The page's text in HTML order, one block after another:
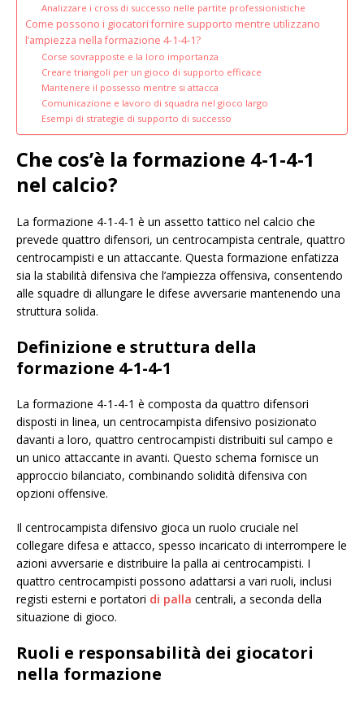
Analizzare i cross di successo nelle partite professionistiche
Come possono i giocatori fornire supporto mentre utilizzano
l’ampiezza nella formazione 4-1-4-1?
Corse sovrapposte e la loro importanza
Creare triangoli per un gioco di supporto efficace
Mantenere il possesso mentre si attacca
Comunicazione e lavoro di squadra nel gioco largo
Esempi di strategie di supporto di successo
Che cos’è la formazione 4-1-4-1
nel calcio?
La formazione 4-1-4-1 è un assetto tattico nel calcio che
prevede quattro difensori, un centrocampista centrale, quattro
centrocampisti e un attaccante. Questa formazione enfatizza
sia la stabilità difensiva che l’ampiezza offensiva, consentendo
alle squadre di allungare le difese avversarie mantenendo una
struttura solida.
Definizione e struttura della
formazione 4-1-4-1
La formazione 4-1-4-1 è composta da quattro difensori
disposti in linea, un centrocampista difensivo posizionato
davanti a loro, quattro centrocampisti distribuiti sul campo e
un unico attaccante in avanti. Questo schema fornisce un
approccio bilanciato, combinando solidità difensiva con
opzioni offensive.
Il centrocampista difensivo gioca un ruolo cruciale nel
collegare difesa e attacco, spesso incaricato di interrompere le
azioni avversarie e distribuire la palla ai centrocampisti. I
quattro centrocampisti possono adattarsi a vari ruoli, inclusi
registi esterni e portatori di palla centrali, a seconda della
situazione di gioco.
Ruoli e responsabilità dei giocatori
nella formazione